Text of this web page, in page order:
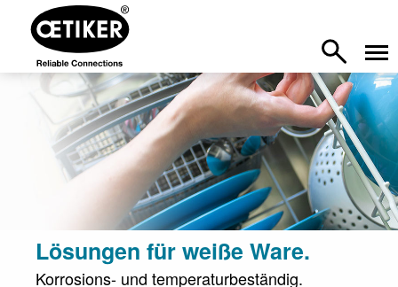
Lösungen für weiße Ware.
Korrosions- und temperaturbeständig.